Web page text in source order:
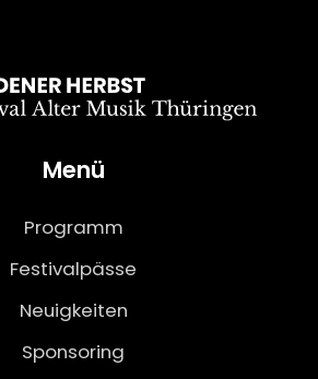
Menü
Programm
Festivalpässe
Neuigkeiten
Sponsoring